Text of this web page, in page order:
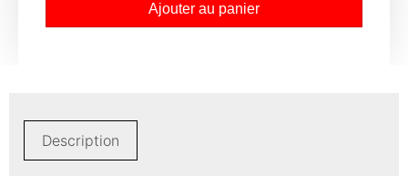
Ajouter au panier
Description